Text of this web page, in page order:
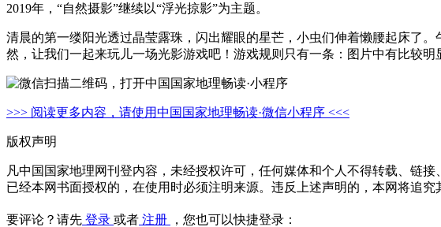
2019年，“自然摄影”继续以“浮光掠影”为主题。
清晨的第一缕阳光透过晶莹露珠，闪出耀眼的星芒，小虫们伸着懒腰起床了
然，让我们一起来玩儿一场光影游戏吧！游戏规则只有一条：图片中有比较
>>> 阅读更多内容，请使用中国国家地理畅读·微信小程序 <<<
版权声明
凡中国国家地理网刊登内容，未经授权许可，任何媒体和个人不得转载、链接
已经本网书面授权的，在使用时必须注明来源。违反上述声明的，本网将追究
要评论？请先 登录 或者 注册 ，您也可以快捷登录：